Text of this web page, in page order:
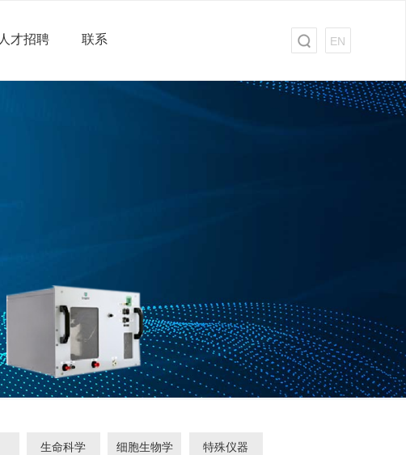
人才招聘 联系 EN
生命科学 细胞生物学 特殊仪器